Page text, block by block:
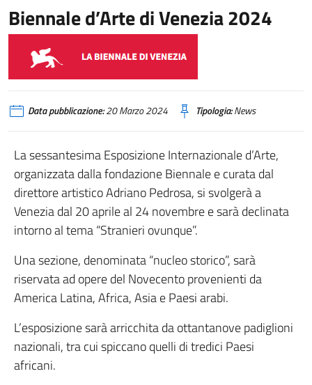
Biennale d’Arte di Venezia 2024
Data pubblicazione:20 Marzo 2024 Tipologia:News
La sessantesima Esposizione Internazionale d’Arte,
organizzata dalla fondazione Biennale e curata dal
direttore artistico Adriano Pedrosa, si svolgerà a
Venezia dal 20 aprile al 24 novembre e sarà declinata
intorno al tema “Stranieri ovunque”.
Una sezione, denominata “nucleo storico”, sarà
riservata ad opere del Novecento provenienti da
America Latina, Africa, Asia e Paesi arabi.
L’esposizione sarà arricchita da ottantanove padiglioni
nazionali, tra cui spiccano quelli di tredici Paesi
africani.